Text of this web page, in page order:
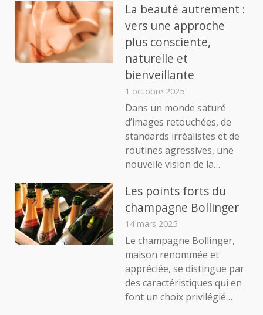
La beauté autrement :
vers une approche
plus consciente,
naturelle et
bienveillante
1 octobre 2025
Dans un monde saturé
d’images retouchées, de
standards irréalistes et de
routines agressives, une
nouvelle vision de la…
Les points forts du
champagne Bollinger
14 mars 2025
Le champagne Bollinger,
maison renommée et
appréciée, se distingue par
des caractéristiques qui en
font un choix privilégié…